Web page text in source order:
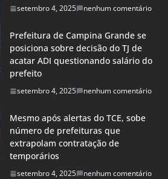
setembro 4, 2025 nenhum comentário
Prefeitura de Campina Grande se
posiciona sobre decisão do TJ de
acatar ADI questionando salário do
prefeito
setembro 4, 2025 nenhum comentário
Mesmo após alertas do TCE, sobe
número de prefeituras que
extrapolam contratação de
temporários
setembro 4, 2025 nenhum comentário